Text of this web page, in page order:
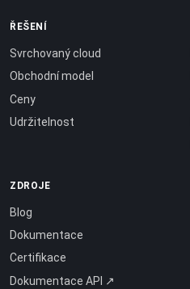
ŘEŠENÍ
Svrchovaný cloud
Obchodní model
Ceny
Udržitelnost
ZDROJE
Blog
Dokumentace
Certifikace
Dokumentace API ↗